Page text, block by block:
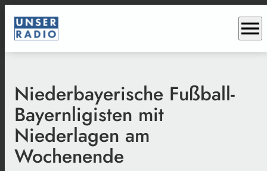
menu
Niederbayerische Fußball-
Bayernligisten mit
Niederlagen am
Wochenende